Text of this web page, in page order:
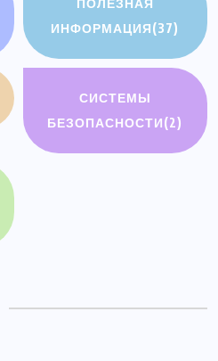
ПОЛЕЗНАЯ
ИНФОРМАЦИЯ(37)
СИСТЕМЫ
БЕЗОПАСНОСТИ(2)